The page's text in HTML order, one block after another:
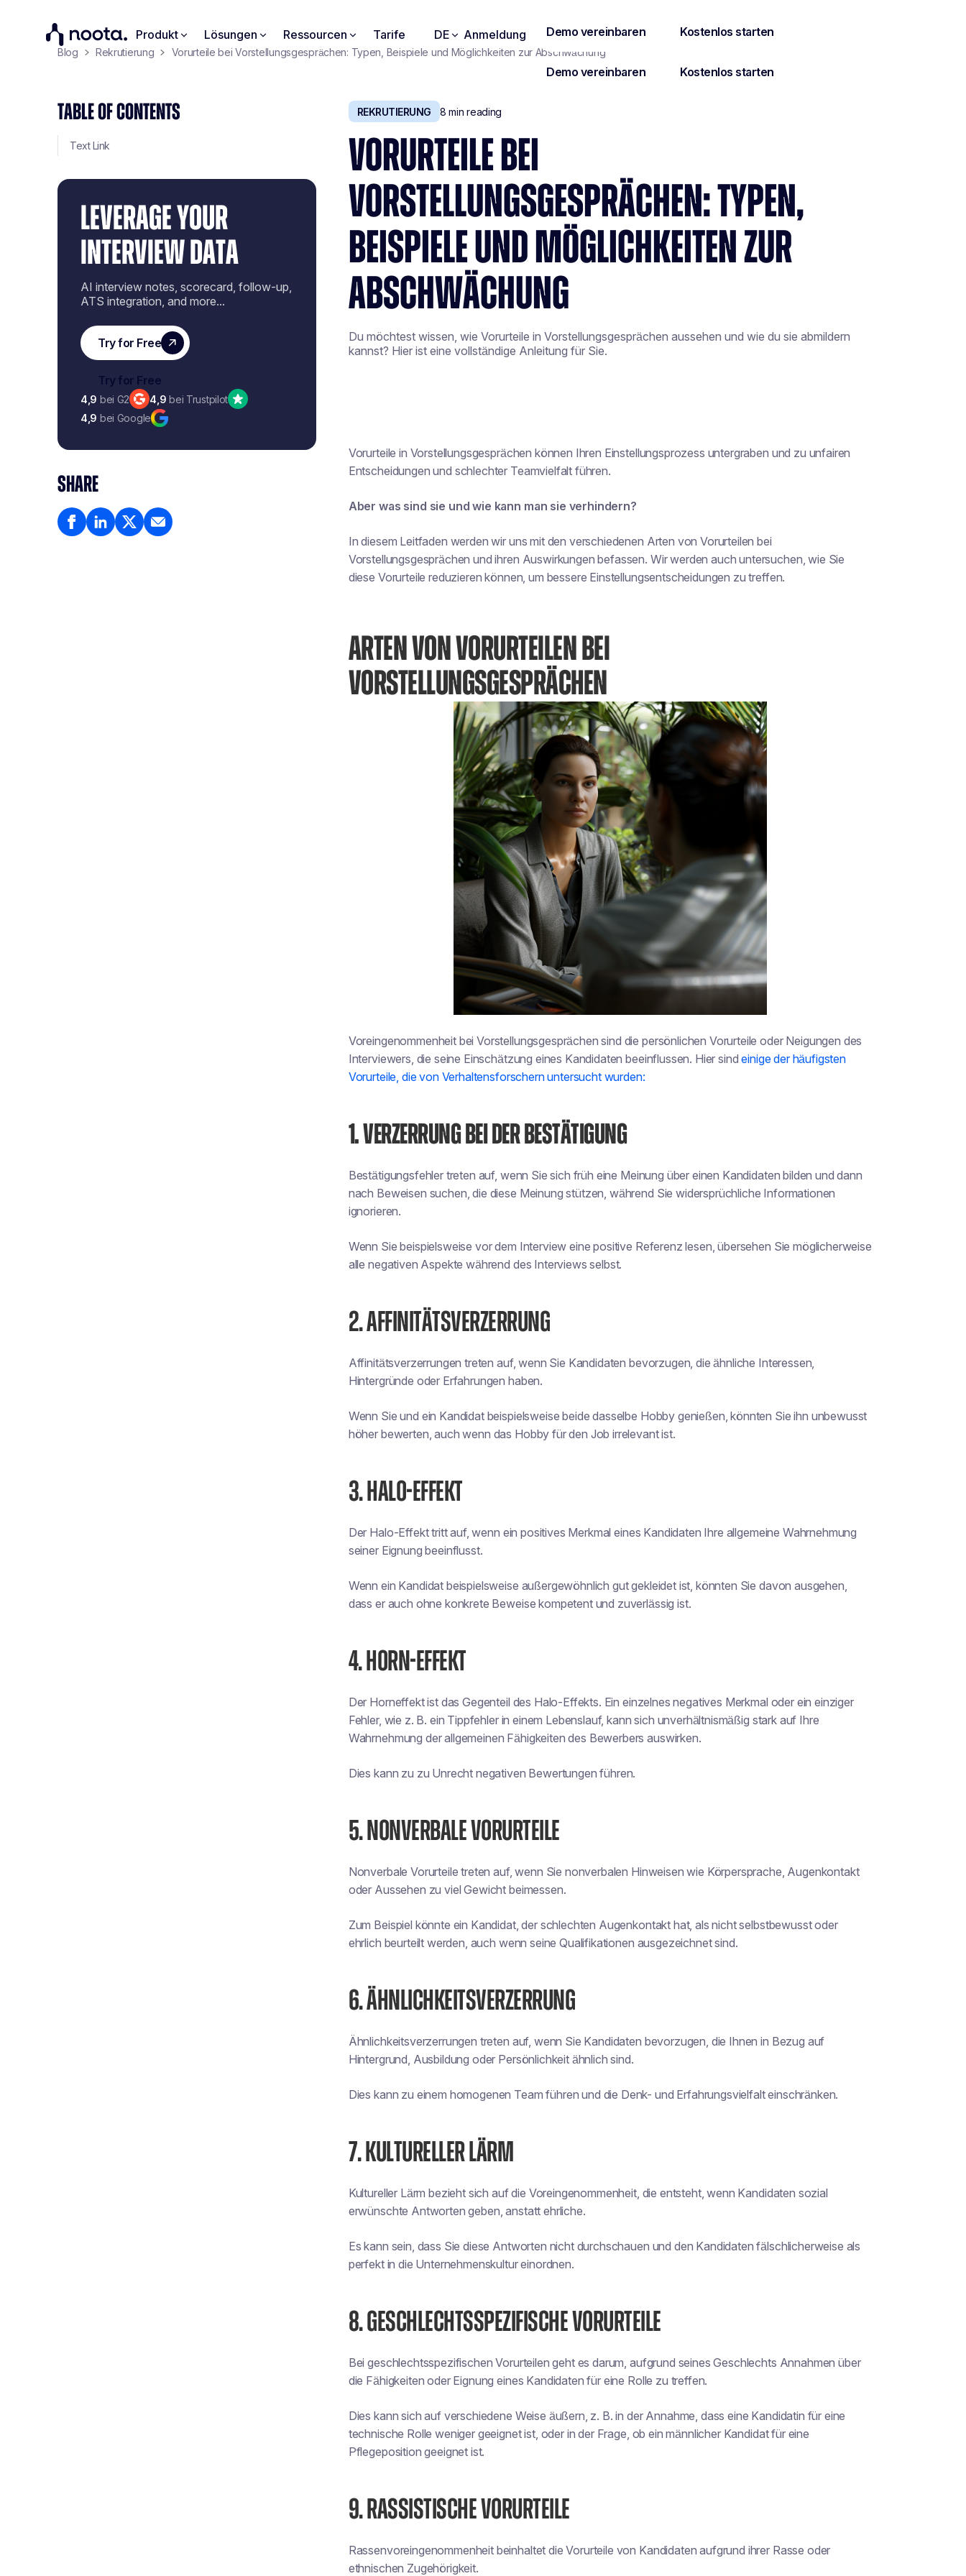
Produkt Lösungen Ressourcen Tarife DE Anmeldung
Blog Rekrutierung Vorurteile bei Vorstellungsgesprächen: Typen, Beispiele und Möglichkeiten zur Abschwächung
TABLE OF CONTENTS
Text Link
LEVERAGE YOUR
INTERVIEW DATA
AI interview notes, scorecard, follow-up,
ATS integration, and more...
4,9 bei G2 4,9 bei Trustpilot
4,9 bei Google
SHARE
REKRUTIERUNG 8 min reading
VORURTEILE BEI
VORSTELLUNGSGESPRÄCHEN: TYPEN,
BEISPIELE UND MÖGLICHKEITEN ZUR
ABSCHWÄCHUNG
Du möchtest wissen, wie Vorurteile in Vorstellungsgesprächen aussehen und wie du sie abmildern
kannst? Hier ist eine vollständige Anleitung für Sie.
Vorurteile in Vorstellungsgesprächen können Ihren Einstellungsprozess untergraben und zu unfairen
Entscheidungen und schlechter Teamvielfalt führen.
Aber was sind sie und wie kann man sie verhindern?
In diesem Leitfaden werden wir uns mit den verschiedenen Arten von Vorurteilen bei
Vorstellungsgesprächen und ihren Auswirkungen befassen. Wir werden auch untersuchen, wie Sie
diese Vorurteile reduzieren können, um bessere Einstellungsentscheidungen zu treffen.
ARTEN VON VORURTEILEN BEI
VORSTELLUNGSGESPRÄCHEN
Voreingenommenheit bei Vorstellungsgesprächen sind die persönlichen Vorurteile oder Neigungen des
Interviewers, die seine Einschätzung eines Kandidaten beeinflussen. Hier sindeinige der häufigsten
Vorurteile, die von Verhaltensforschern untersucht wurden:
1. VERZERRUNG BEI DER BESTÄTIGUNG
Bestätigungsfehler treten auf, wenn Sie sich früh eine Meinung über einen Kandidaten bilden und dann
nach Beweisen suchen, die diese Meinung stützen, während Sie widersprüchliche Informationen
ignorieren.
Wenn Sie beispielsweise vor dem Interview eine positive Referenz lesen, übersehen Sie möglicherweise
alle negativen Aspekte während des Interviews selbst.
2. AFFINITÄTSVERZERRUNG
Affinitätsverzerrungen treten auf, wenn Sie Kandidaten bevorzugen, die ähnliche Interessen,
Hintergründe oder Erfahrungen haben.
Wenn Sie und ein Kandidat beispielsweise beide dasselbe Hobby genießen, könnten Sie ihn unbewusst
höher bewerten, auch wenn das Hobby für den Job irrelevant ist.
3. HALO-EFFEKT
Der Halo-Effekt tritt auf, wenn ein positives Merkmal eines Kandidaten Ihre allgemeine Wahrnehmung
seiner Eignung beeinflusst.
Wenn ein Kandidat beispielsweise außergewöhnlich gut gekleidet ist, könnten Sie davon ausgehen,
dass er auch ohne konkrete Beweise kompetent und zuverlässig ist.
4. HORN-EFFEKT
Der Horneffekt ist das Gegenteil des Halo-Effekts. Ein einzelnes negatives Merkmal oder ein einziger
Fehler, wie z. B. ein Tippfehler in einem Lebenslauf, kann sich unverhältnismäßig stark auf Ihre
Wahrnehmung der allgemeinen Fähigkeiten des Bewerbers auswirken.
Dies kann zu zu Unrecht negativen Bewertungen führen.
5. NONVERBALE VORURTEILE
Nonverbale Vorurteile treten auf, wenn Sie nonverbalen Hinweisen wie Körpersprache, Augenkontakt
oder Aussehen zu viel Gewicht beimessen.
Zum Beispiel könnte ein Kandidat, der schlechten Augenkontakt hat, als nicht selbstbewusst oder
ehrlich beurteilt werden, auch wenn seine Qualifikationen ausgezeichnet sind.
6. ÄHNLICHKEITSVERZERRUNG
Ähnlichkeitsverzerrungen treten auf, wenn Sie Kandidaten bevorzugen, die Ihnen in Bezug auf
Hintergrund, Ausbildung oder Persönlichkeit ähnlich sind.
Dies kann zu einem homogenen Team führen und die Denk- und Erfahrungsvielfalt einschränken.
7. KULTURELLER LÄRM
Kultureller Lärm bezieht sich auf die Voreingenommenheit, die entsteht, wenn Kandidaten sozial
erwünschte Antworten geben, anstatt ehrliche.
Es kann sein, dass Sie diese Antworten nicht durchschauen und den Kandidaten fälschlicherweise als
perfekt in die Unternehmenskultur einordnen.
8. GESCHLECHTSSPEZIFISCHE VORURTEILE
Bei geschlechtsspezifischen Vorurteilen geht es darum, aufgrund seines Geschlechts Annahmen über
die Fähigkeiten oder Eignung eines Kandidaten für eine Rolle zu treffen.
Dies kann sich auf verschiedene Weise äußern, z. B. in der Annahme, dass eine Kandidatin für eine
technische Rolle weniger geeignet ist, oder in der Frage, ob ein männlicher Kandidat für eine
Pflegeposition geeignet ist.
9. RASSISTISCHE VORURTEILE
Rassenvoreingenommenheit beinhaltet die Vorurteile von Kandidaten aufgrund ihrer Rasse oder
ethnischen Zugehörigkeit.